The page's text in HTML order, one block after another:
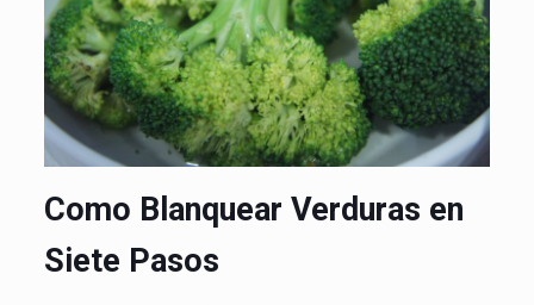
Como Blanquear Verduras en
Siete Pasos